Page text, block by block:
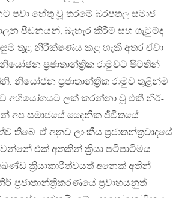
පවා හේතු වූ තරමේ බරපතල සමාජ
පීඩනයන්, බැහැර කිරීම් සහ ගැටුම්ද
තුළ නිරීක්ෂණය කළ හැකි අතර ඒවා
ප්‍රජාතාන්ත්‍රික රාමුවට පිටතින්
නියෝජන ප්‍රජාතාන්ත්‍රික රාමුව තුළින්ම
අභියෝගයට ලක් කරන්නා වූ එකී නිර්-
අප සමාජයේ දෛනික ජීවිතයේ
තිබේ. ඒ අනුව ලාංකීය ප්‍රජාතන්ත්‍රවාදයේ
එක් අතකින් ක්‍රියා පටිපාටිමය
අඛණ්ඩ ක්‍රියාකාරීත්වයත් අනෙක් අතින්
ප්‍රජාතාන්ත්‍රිකරණයේ ප්‍රවාහයනුත්